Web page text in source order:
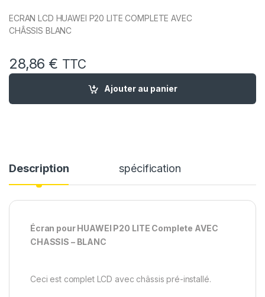
ECRAN LCD HUAWEI P20 LITE COMPLETE AVEC
CHÂSSIS BLANC
28,86 € TTC
quantité de Ecran Complet Remplacement pour Huawei P20
Ajouter au panier
Description spécification
Écran pour HUAWEI P20 LITE Complete AVEC
CHASSIS – BLANC
Ceci est complet LCD avec châssis pré-installé.